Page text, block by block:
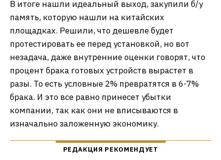
В итоге нашли идеальный выход, закупили б/у
память, которую нашли на китайских
площадках. Решили, что дешевле будет
протестировать ее перед установкой, но вот
незадача, даже внутренние оценки говорят, что
процент брака готовых устройств вырастет в
разы. То есть условные 2% превратятся в 6-7%
брака. И это все равно принесет убытки
компании, так как они не вписываются в
изначально заложенную экономику.